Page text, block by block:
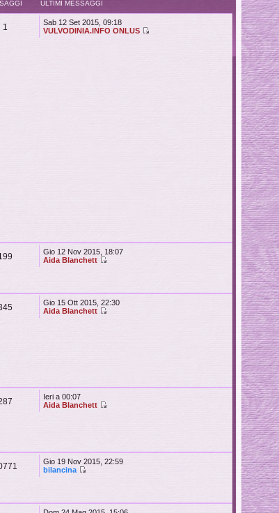
ULTIMI MESSAGGI
1
Sab 12 Set 2015, 09:18
VULVODINIA.INFO ONLUS
Gio 12 Nov 2015, 18:07
Aida Blanchett
Gio 15 Ott 2015, 22:30
Aida Blanchett
Ieri a 00:07
Aida Blanchett
Gio 19 Nov 2015, 22:59
bilancina